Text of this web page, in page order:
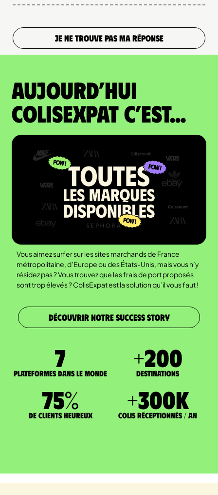
JE NE TROUVE PAS MA RÉPONSE
Aujourd’hui
colisexpat c’est...
Vous aimez surfer sur les sites marchands de France
métropolitaine, d’Europe ou des États-Unis, mais vous n’y
résidez pas ? Vous trouvez que les frais de port proposés
sont trop élevés ? ColisExpat est la solution qu’il vous faut !
DÉCOUVRIR NOTRE SUCCESS STORY
7
Plateformes dans le monde
+200
DESTINATIONS
75%
de clients heureux
+300K
Colis réceptionnés / an